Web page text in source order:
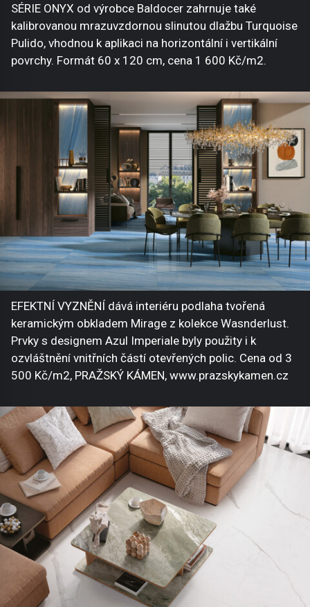
SÉRIE ONYX od výrobce Baldocer zahrnuje také
kalibrovanou mrazuvzdornou slinutou dlažbu Turquoise
Pulido, vhodnou k aplikaci na horizontální i vertikální
povrchy. Formát 60 x 120 cm, cena 1 600 Kč/m2.
EFEKTNÍ VYZNĚNÍ dává interiéru podlaha tvořená
keramickým obkladem Mirage z kolekce Wasnderlust.
Prvky s designem Azul Imperiale byly použity i k
ozvláštnění vnitřních částí otevřených polic. Cena od 3
500 Kč/m2, PRAŽSKÝ KÁMEN, www.prazskykamen.cz